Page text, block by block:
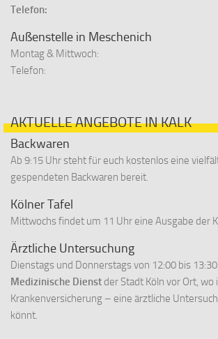
Telefon:
Außenstelle in Meschenich
Montag & Mittwoch:
Telefon:
AKTUELLE ANGEBOTE IN KALK
Backwaren
Ab 9:15 Uhr steht für euch kostenlos eine
gespendeten Backwaren bereit.
Kölner Tafel
Mittwochs findet um 11 Uhr eine Ausgabe der
Ärztliche Untersuchung
Dienstags und Donnerstags von 12:00 bis
Medizinische Dienst der Stadt Köln vor Ort, wo
Krankenversicherung – eine ärztliche
könnt.